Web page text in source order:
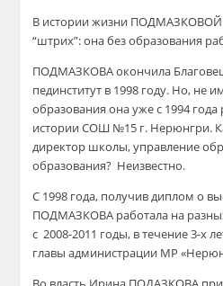
В истории жизни ПОДМАЗКОВОЙ
“штрих”: она без образования
ПОДМАЗКОВА окончила
пединститут в 1998 году. Но, не
образования она уже с 1994 года
истории СОШ №15 г. Нерюнгри.
директор школы, управление
образования? Неизвестно.
С 1998 года, получив диплом о
ПОДМАЗКОВА работала на
с 2008-2011 годы, в течение 3-х
главы администрации МР